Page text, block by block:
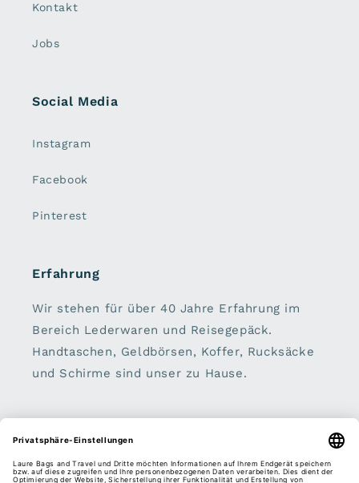
Kontakt
Jobs
Social Media
Instagram
Facebook
Pinterest
Erfahrung
Wir stehen für über 40 Jahre Erfahrung im
Bereich Lederwaren und Reisegepäck.
Handtaschen, Geldbörsen, Koffer, Rucksäcke
und Schirme sind unser zu Hause.
E-Mail